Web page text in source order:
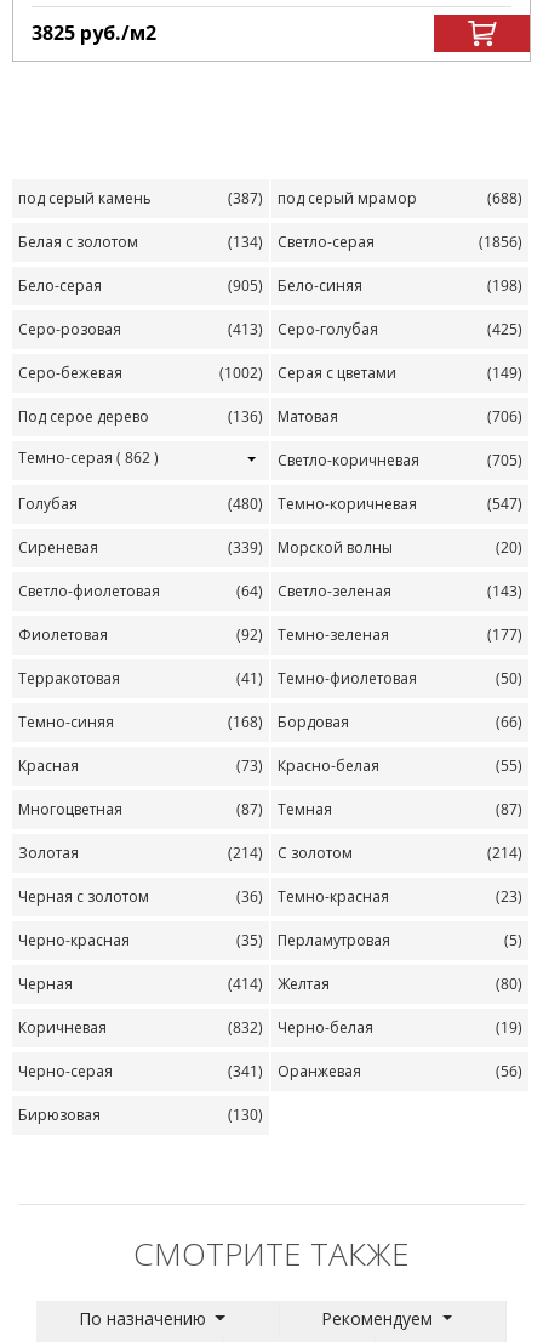
3825 руб./м2
под серый камень (387) под серый мрамор (688)
Белая с золотом (134) Светло-серая (1856)
Бело-серая (905) Бело-синяя (198)
Серо-розовая (413) Серо-голубая (425)
Серо-бежевая (1002) Серая с цветами (149)
Под серое дерево (136) Матовая
(706)
Темно-серая ( 862 ) Светло-коричневая (705)
Голубая (480) Темно-коричневая (547)
Сиреневая (339) Морской волны (20)
Светло-фиолетовая (64) Светло-зеленая (143)
Фиолетовая (92) Темно-зеленая (177)
Терракотовая (41) Темно-фиолетовая (50)
Темно-синяя (168) Бордовая (66)
Красная (73) Красно-белая (55)
Многоцветная (87) Темная (87)
Золотая (214) С золотом (214)
Черная с золотом (36) Темно-красная (23)
Черно-красная (35) Перламутровая (5)
Черная (414) Желтая (80)
Коричневая (832) Черно-белая (19)
Черно-серая (341) Оранжевая (56)
Бирюзовая (130)
СМОТРИТЕ ТАКЖЕ
По назначению
Рекомендуем